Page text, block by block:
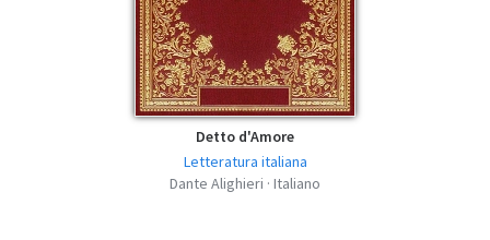
Detto d'Amore
Letteratura italiana
Dante Alighieri · Italiano